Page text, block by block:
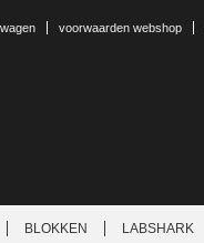
voorwaarden webshop
BLOKKEN LABSHARK